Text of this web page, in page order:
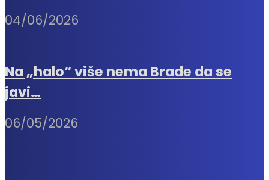
04/06/2026
Na „halo“ više nema Brade da se
javi…
06/05/2026